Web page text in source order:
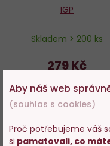
IGP
Skladem > 200 ks
279 Kč
− +
Aby náš web
(souhlas s cookies)
Proč potřebujeme váš
si pamatovali, co